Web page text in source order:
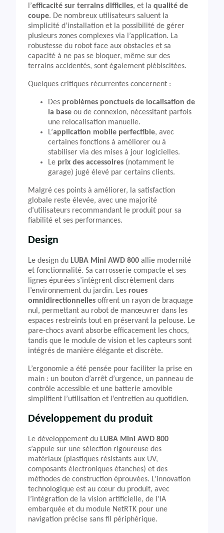
l’efficacité sur terrains difficiles, et la qualité de
coupe. De nombreux utilisateurs saluent la
simplicité d’installation et la possibilité de gérer
plusieurs zones complexes via l’application. La
robustesse du robot face aux obstacles et sa
capacité à ne pas se bloquer, même sur des
terrains accidentés, sont également plébiscitées.
Quelques critiques récurrentes concernent :
Des problèmes ponctuels de localisation de
la base ou de connexion, nécessitant parfois
une relocalisation manuelle.
L’application mobile perfectible, avec
certaines fonctions à améliorer ou à
stabiliser via des mises à jour logicielles.
Le prix des accessoires (notamment le
garage) jugé élevé par certains clients.
Malgré ces points à améliorer, la satisfaction
globale reste élevée, avec une majorité
d’utilisateurs recommandant le produit pour sa
fiabilité et ses performances.
Design
Le design du LUBA Mini AWD 800 allie modernité
et fonctionnalité. Sa carrosserie compacte et ses
lignes épurées s’intègrent discrètement dans
l’environnement du jardin. Les roues
omnidirectionnelles offrent un rayon de braquage
nul, permettant au robot de manœuvrer dans les
espaces restreints tout en préservant la pelouse. Le
pare-chocs avant absorbe efficacement les chocs,
tandis que le module de vision et les capteurs sont
intégrés de manière élégante et discrète.
L’ergonomie a été pensée pour faciliter la prise en
main : un bouton d’arrêt d’urgence, un panneau de
contrôle accessible et une batterie amovible
simplifient l’utilisation et l’entretien au quotidien.
Développement du produit
Le développement du LUBA Mini AWD 800
s’appuie sur une sélection rigoureuse des
matériaux (plastiques résistants aux UV,
composants électroniques étanches) et des
méthodes de construction éprouvées. L’innovation
technologique est au cœur du produit, avec
l’intégration de la vision artificielle, de l’IA
embarquée et du module NetRTK pour une
navigation précise sans fil périphérique.